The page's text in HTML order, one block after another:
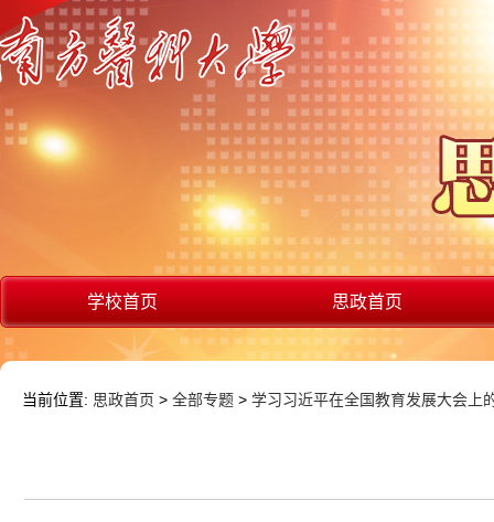
学校首页 思政首页
当前位置: 思政首页 > 全部专题 > 学习习近平在全国教育发展大会上